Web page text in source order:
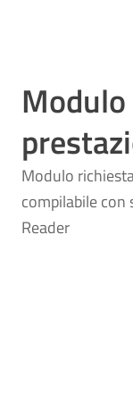
Modulo
compilabile
Reader